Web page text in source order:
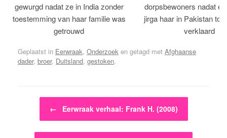
gewurgd nadat ze in India zonder
toestemming van haar familie was
getrouwd
dorpsbewoners nadat
jirga haar in Pakistan tot
verklaard
Geplaatst in Eerwraak, Onderzoek en getagd met Afghaanse
dader, broer, Duitsland, gestoken.
Bericht navigatie
← Eerwraak verhaal: Frank H. (2008)